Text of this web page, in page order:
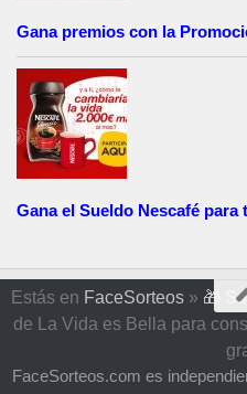
Gana premios con la
Gana el Sueldo Nescafé para
Estás en FaceSorteos » 🎁
de La Vida es Bella para
FaceSorteos.com es